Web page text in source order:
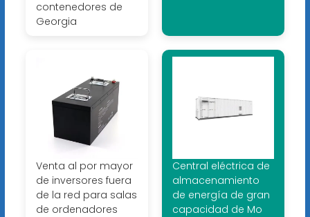
contenedores de
Georgia
Venta al por mayor
de inversores fuera
de la red para salas
de ordenadores
Central eléctrica de
almacenamiento
de energía de gran
capacidad de Mo